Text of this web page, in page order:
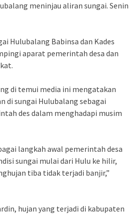
meninjau aliran sungai. Senin
Hulubalang Babinsa dan Kades
aparat pemerintah desa dan
di temui media ini mengatakan
di sungai Hulubalang sebagai
des dalam menghadapi musim
langkah awal pemerintah desa
sungai mulai dari Hulu ke hilir,
tiba tidak terjadi banjir,”
hujan yang terjadi di kabupaten